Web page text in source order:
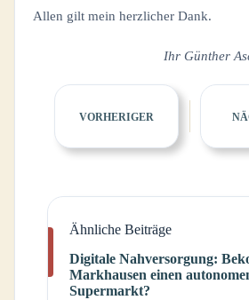
Allen gilt mein herzlicher Dank.
Ihr Günther
VORHERIGER
Ähnliche Beiträge
Digitale Nahversorgung:
Markhausen einen
Supermarkt?